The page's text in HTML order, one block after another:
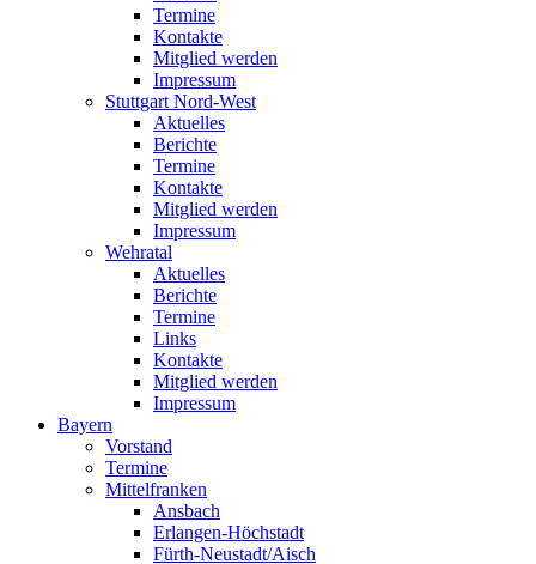
Termine
Kontakte
Mitglied werden
Impressum
Stuttgart Nord-West
Aktuelles
Berichte
Termine
Kontakte
Mitglied werden
Impressum
Wehratal
Aktuelles
Berichte
Termine
Links
Kontakte
Mitglied werden
Impressum
Bayern
Vorstand
Termine
Mittelfranken
Ansbach
Erlangen-Höchstadt
Fürth-Neustadt/Aisch